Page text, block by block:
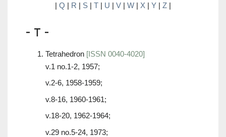
| Q | R | S | T | U | V | W | X | Y | Z |
- T -
Tetrahedron [ISSN 0040-4020]
v.1 no.1-2, 1957;
v.2-6, 1958-1959;
v.8-16, 1960-1961;
v.18-20, 1962-1964;
v.29 no.5-24, 1973;